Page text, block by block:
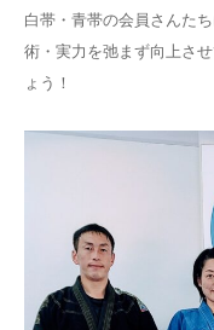
白帯・青帯の会員さんた
術・実力を弛まず向上さ
ょう！